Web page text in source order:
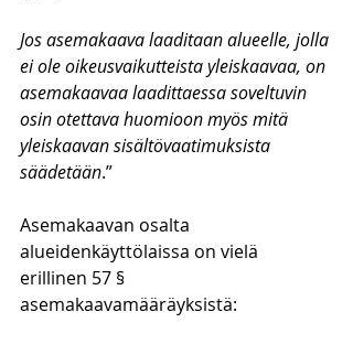
Jos asemakaava laaditaan alueelle, jolla
ei ole oikeusvaikutteista yleiskaavaa, on
asemakaavaa laadittaessa soveltuvin
osin otettava huomioon myös mitä
yleiskaavan sisältövaatimuksista
säädetään.”
Asemakaavan osalta
alueidenkäyttölaissa on vielä
erillinen 57 §
asemakaavamääräyksistä: